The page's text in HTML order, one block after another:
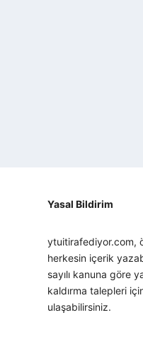
Yasal Bildirim
ytuitirafediyor.com,
herkesin içerik
sayılı kanuna göre
kaldırma talepleri
ulaşabilirsiniz.